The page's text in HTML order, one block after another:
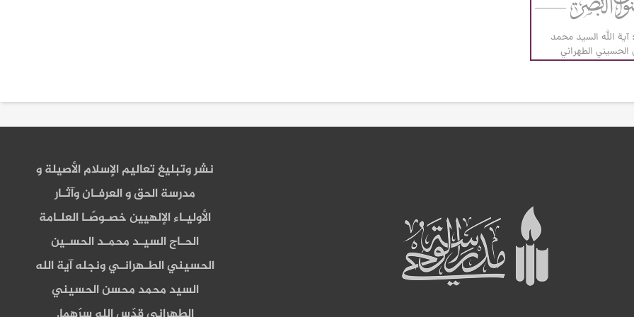
آية الله السيد محمد
الطهراني
نشر وتبليغ تعاليم الإسلام الأصيلة و
مدرسة الحق و العرفـان وآثـار
الأوليـاء الإلهيين خصـوصًـا العلـامة
الحـاج السيـد محمـد الحسـين
الحسيني الطـهرانـي ونجله آية الله
السيد محمد محسن الحسيني